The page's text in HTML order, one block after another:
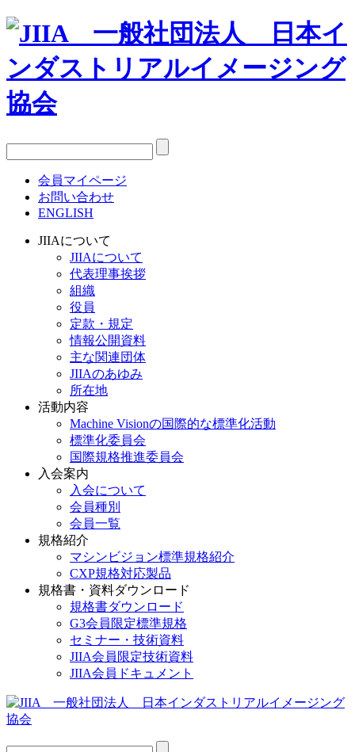
会員マイページ
お問い合わせ
ENGLISH
JIIAについて
JIIAについて
代表理事挨拶
組織
役員
定款・規定
情報公開資料
主な関連団体
JIIAのあゆみ
所在地
活動内容
Machine Visionの国際的な標準化活動
標準化委員会
国際規格推進委員会
入会案内
入会について
会員種別
会員一覧
規格紹介
マシンビジョン標準規格紹介
CXP規格対応製品
規格書・資料ダウンロード
規格書ダウンロード
G3会員限定標準規格
セミナー・技術資料
JIIA会員限定技術資料
JIIA会員ドキュメント